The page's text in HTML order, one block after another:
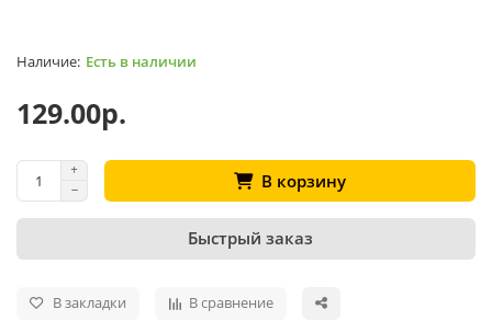
Есть в наличии
129.00р.
В корзину
Быстрый заказ
В закладки В сравнение